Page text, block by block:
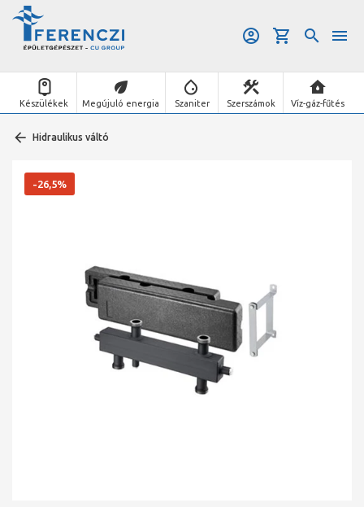
Készülékek Megújuló energia Szaniter Szerszámok Víz-gáz-fűtés
Hidraulikus váltó
-26,5%